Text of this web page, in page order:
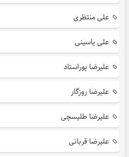
علی منتظری
علی یاسینی
علیرضا پوراستاد
علیرضا روزگار
علیرضا طلیسچی
علیرضا قربانی